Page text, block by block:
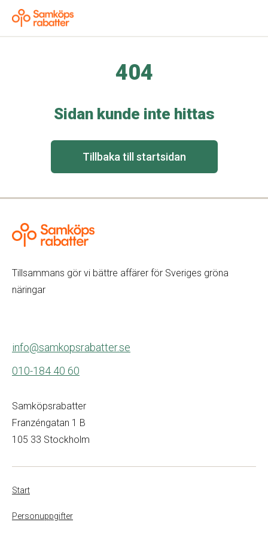
404
Sidan kunde inte hittas
Tillbaka till startsidan
Tillsammans gör vi bättre affärer för Sveriges gröna
näringar
info@samkopsrabatter.se
010-184 40 60
Samköpsrabatter
Franzéngatan 1 B
105 33 Stockholm
Start
Personuppgifter